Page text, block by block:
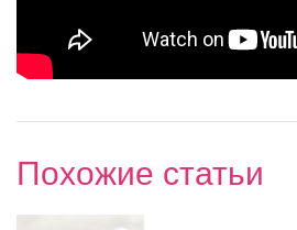
Похожие статьи